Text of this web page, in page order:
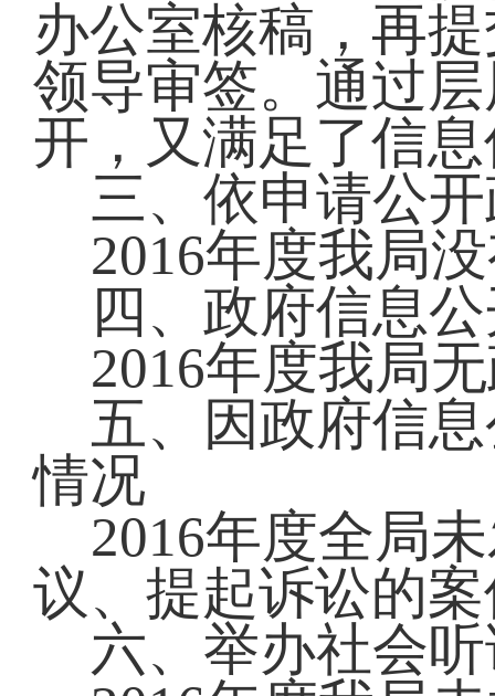
办公室核稿，再
领导审签。通过
开，又满足了信
三、依申请公开
2016年度我局
四、政府信息公
2016年度我局
五、因政府信息
情况
2016年度全局
议、提起诉讼的
六、举办社会听